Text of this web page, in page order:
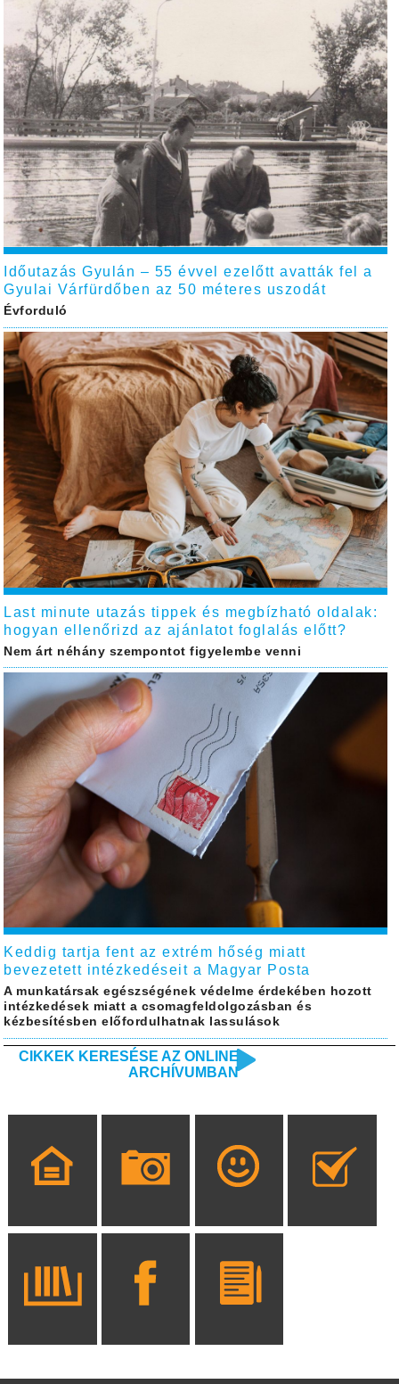
Időutazás Gyulán – 55 évvel ezelőtt avatták fel a
Gyulai Várfürdőben az 50 méteres uszodát
Évforduló
Last minute utazás tippek és megbízható oldalak:
hogyan ellenőrizd az ajánlatot foglalás előtt?
Nem árt néhány szempontot figyelembe venni
Keddig tartja fent az extrém hőség miatt
bevezetett intézkedéseit a Magyar Posta
A munkatársak egészségének védelme érdekében hozott
intézkedések miatt a csomagfeldolgozásban és
kézbesítésben előfordulhatnak lassulások
CIKKEK KERESÉSE AZ ONLINE
ARCHÍVUMBAN